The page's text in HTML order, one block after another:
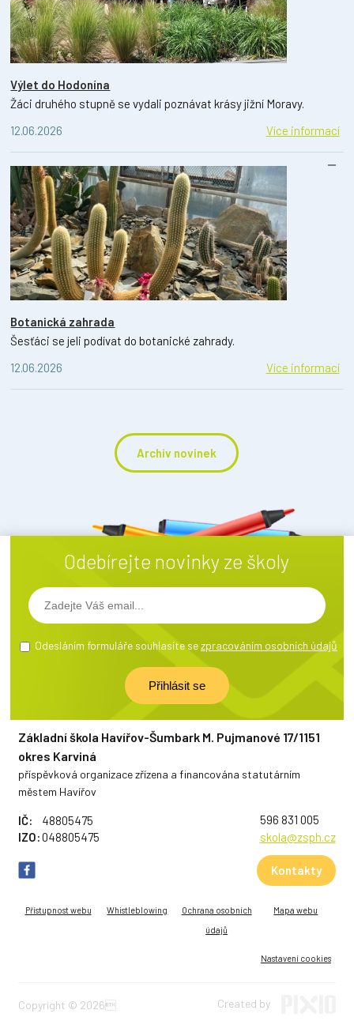
Výlet do Hodonína
Žáci druhého stupně se vydali poznávat krásy jižní Moravy.
12.06.2026
Více informací
Botanická zahrada
Šesťáci se jeli podívat do botanické zahrady.
12.06.2026
Více informací
Archiv novinek
Odebírejte novinky ze školy
Odesláním formuláře souhlasíte sezpracováním osobních údajů
Základní škola Havířov-Šumbark M. Pujmanové 17/1151
okres Karviná
příspěvková organizace zřízena a financována statutárním
městem Havířov
IČ:
48805475
IZO:048805475
596 831 005
skola@zsph.cz
Kontakty
Přístupnost webu Whistleblowing
Ochrana osobních
údajů
Mapa webu
Nastavení cookies
Copyright © 2026 Created by